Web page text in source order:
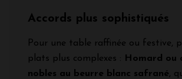
Accords plus sophistiqués
Pour une table raffinée ou festive,
plats plus complexes :
Homard ou
nobles au beurre blanc safrané,